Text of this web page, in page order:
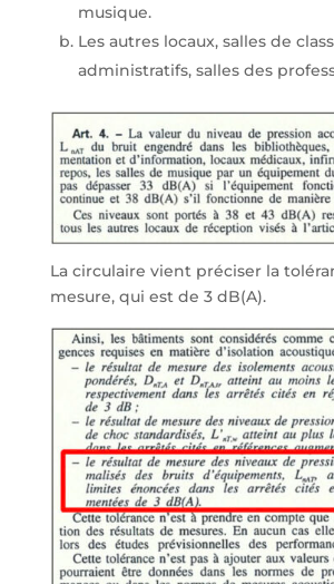
musique.
Les autres locaux, salles de
administratifs, salles des
La circulaire vient préciser la
mesure, qui est de 3 dB(A).